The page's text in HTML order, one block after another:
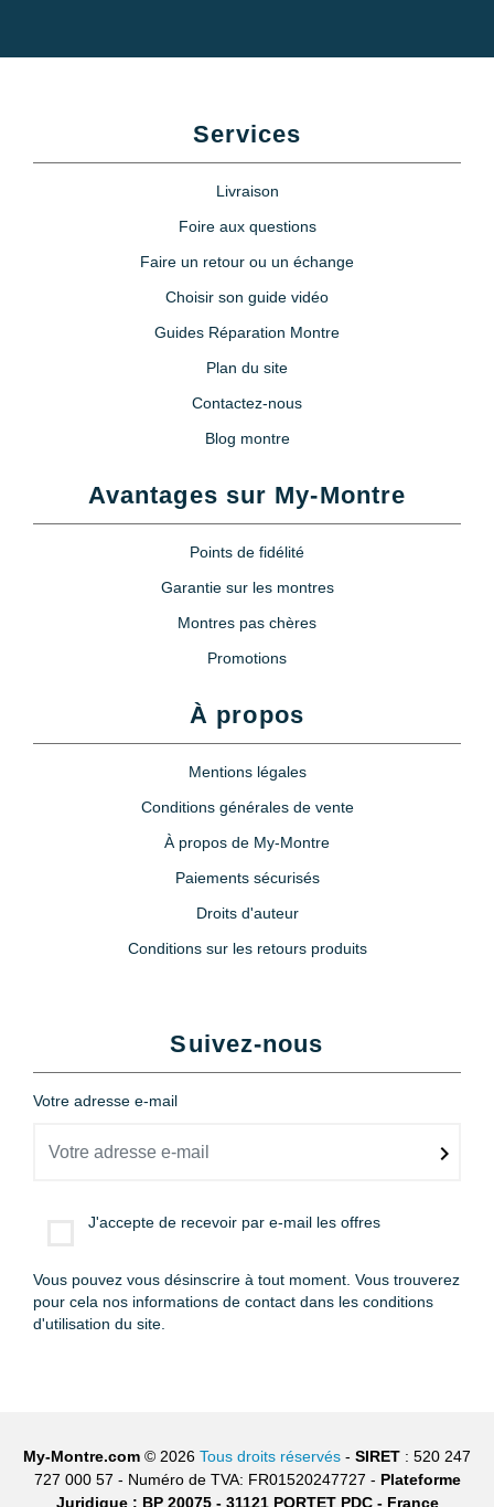
Services
Livraison
Foire aux questions
Faire un retour ou un échange
Choisir son guide vidéo
Guides Réparation Montre
Plan du site
Contactez-nous
Blog montre
Avantages sur My-Montre
Points de fidélité
Garantie sur les montres
Montres pas chères
Promotions
À propos
Mentions légales
Conditions générales de vente
À propos de My-Montre
Paiements sécurisés
Droits d'auteur
Conditions sur les retours produits
Suivez-nous
Votre adresse e-mail
J'accepte de recevoir par e-mail les offres
Vous pouvez vous désinscrire à tout moment. Vous trouverez
pour cela nos informations de contact dans les conditions
d'utilisation du site.
My-Montre.com © 2026 Tous droits réservés - SIRET : 520 247
727 000 57 - Numéro de TVA: FR01520247727 - Plateforme
Juridique : BP 20075 - 31121 PORTET PDC - France